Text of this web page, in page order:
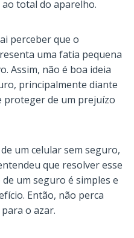
total do aparelho.
perceber que o
uma fatia pequena
Assim, não é boa ideia
principalmente diante
proteger de um prejuízo
um celular sem seguro,
que resolver esse
um seguro é simples e
Então, não perca
o azar.